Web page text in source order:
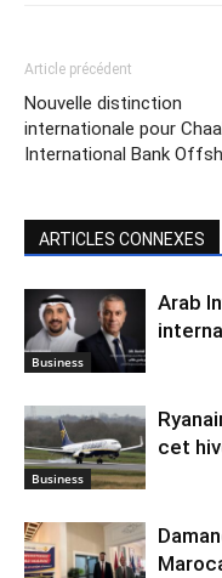
Article précédent
Nouvelle distinction
internationale pour
International Bank
ARTICLES CONNEXES
Business
Arab
Business
cet